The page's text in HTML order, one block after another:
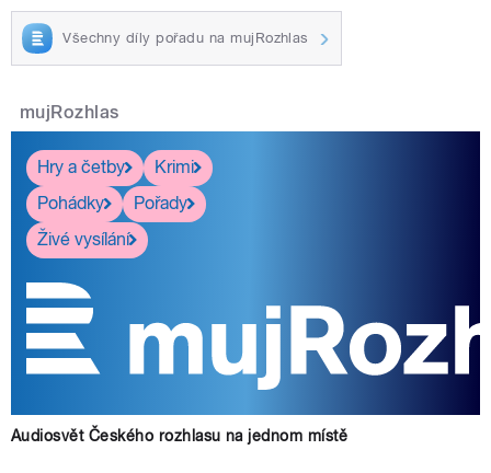
Všechny díly pořadu na mujRozhlas
mujRozhlas
Hry a četby
Krimi
Pohádky
Pořady
Živé vysílání
Audiosvět Českého rozhlasu na jednom místě